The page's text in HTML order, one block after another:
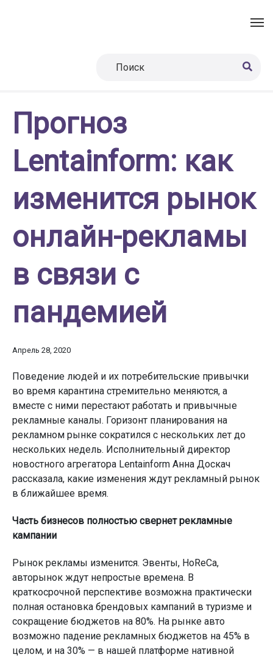
Прогноз
Lentainform: как
изменится рынок
онлайн-рекламы
в связи с
пандемией
Апрель 28, 2020
Поведение людей и их потребительские привычки
во время карантина стремительно меняются, а
вместе с ними перестают работать и привычные
рекламные каналы. Горизонт планирования на
рекламном рынке сократился с нескольких лет до
нескольких недель. Исполнительный директор
новостного агрегатора Lentainform Анна Доскач
рассказала, какие изменения ждут рекламный рынок
в ближайшее время.
Часть бизнесов полностью свернет рекламные
кампании
Рынок рекламы изменится. Эвенты, HoReCa,
авторынок ждут непростые времена. В
краткосрочной перспективе возможна практически
полная остановка брендовых кампаний в туризме и
сокращение бюджетов на 80%. На рынке авто
возможно падение рекламных бюджетов на 45% в
целом, и на 30% — в нашей платформе нативной